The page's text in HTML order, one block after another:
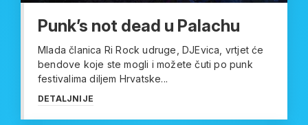
Punk’s not dead u Palachu
Mlada članica Ri Rock udruge, DJEvica, vrtjet će
bendove koje ste mogli i možete čuti po punk
festivalima diljem Hrvatske...
DETALJNIJE